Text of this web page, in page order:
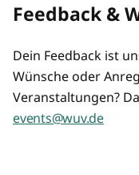
Feedback &
Dein Feedback ist
Wünsche oder
Veranstaltungen?
events@wuv.de